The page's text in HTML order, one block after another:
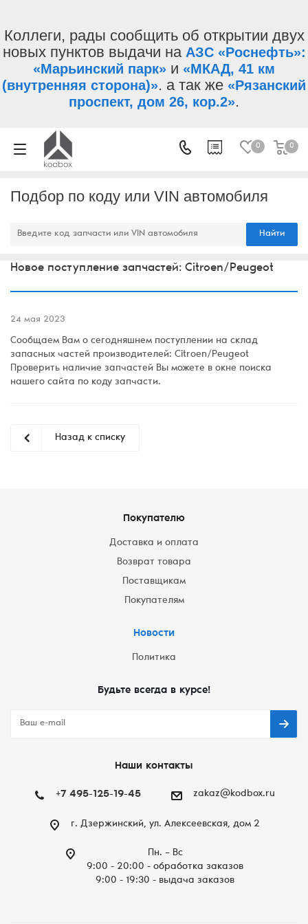
Коллеги, рады сообщить об открытии двух
новых пунктов выдачи на АЗС «Роснефть»:
«Марьинский парк» и «МКАД, 41 км
(внутренняя сторона)». а так же «Рязанский
проспект, дом 26, кор.2».
0 0
Подбор по коду или VIN автомобиля
Найти
Новое поступление запчастей: Citroen/Peugeot
24 мая 2023
Сообщаем Вам о сегодняшнем поступлении на склад
запасных частей производителей: Citroen/Peugeot
Проверить наличие запчастей Вы можете в окне поиска
нашего сайта по коду запчасти.
Назад к списку
Покупателю
Доставка и оплата
Возврат товара
Поставщикам
Покупателям
Новости
Политика
Будьте всегда в курсе!
Наши контакты
+7 495-125-19-45 zakaz@kodbox.ru
г. Дзержинский, ул. Алексеевская, дом 2
Пн. – Вc
9:00 - 20:00 - обработка заказов
9:00 - 19:30 - выдача заказов